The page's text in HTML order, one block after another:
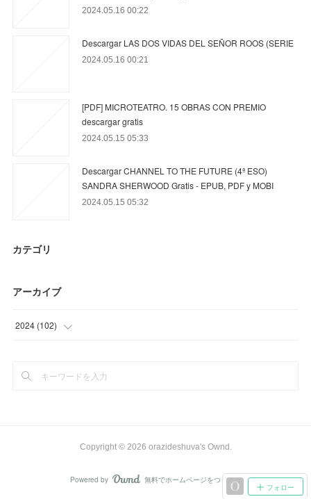
2024.05.16 00:22
Descargar LAS DOS VIDAS DEL SEÑOR ROOS (SERIE
2024.05.16 00:21
[PDF] MICROTEATRO. 15 OBRAS CON PREMIO
descargar gratis
2024.05.15 05:33
Descargar CHANNEL TO THE FUTURE (4ª ESO)
SANDRA SHERWOOD Gratis - EPUB, PDF y MOBI
2024.05.15 05:32
カテゴリ
アーカイブ
2024 (102)
(
フォロー
Copyright © 2026 orazideshuva's Ownd .
Powered by AmebaOwnd
無料でホームページをつくろう